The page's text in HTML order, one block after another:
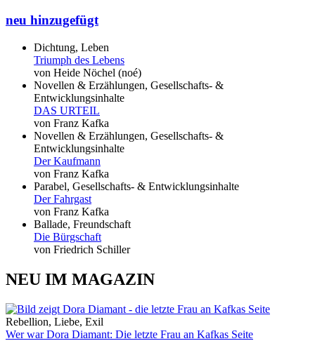
neu hinzugefügt
Dichtung, Leben
Triumph des Lebens
von Heide Nöchel (noé)
Novellen & Erzählungen, Gesellschafts- &
Entwicklungsinhalte
DAS URTEIL
von Franz Kafka
Novellen & Erzählungen, Gesellschafts- &
Entwicklungsinhalte
Der Kaufmann
von Franz Kafka
Parabel, Gesellschafts- & Entwicklungsinhalte
Der Fahrgast
von Franz Kafka
Ballade, Freundschaft
Die Bürgschaft
von Friedrich Schiller
NEU IM MAGAZIN
Rebellion, Liebe, Exil
Wer war Dora Diamant: Die letzte Frau an Kafkas Seite